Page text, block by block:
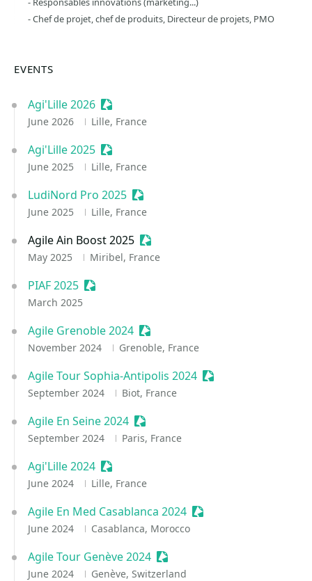
- Chef de projet, chef de produits, Directeur de projets, PMO
EVENTS
Agi'Lille 2026 Sessionize Event
June 2026 Lille, France
Agi'Lille 2025 Sessionize Event
June 2025 Lille, France
LudiNord Pro 2025 Sessionize Event
June 2025 Lille, France
Agile Ain Boost 2025 Sessionize Event
May 2025 Miribel, France
PIAF 2025 Sessionize Event
March 2025
Agile Grenoble 2024 Sessionize Event
November 2024 Grenoble, France
Agile Tour Sophia-Antipolis 2024 Sessionize Event
September 2024 Biot, France
Agile En Seine 2024 Sessionize Event
September 2024 Paris, France
Agi'Lille 2024 Sessionize Event
June 2024 Lille, France
Agile En Med Casablanca 2024 Sessionize Event
June 2024 Casablanca, Morocco
Agile Tour Genève 2024 Sessionize Event
June 2024 Genève, Switzerland